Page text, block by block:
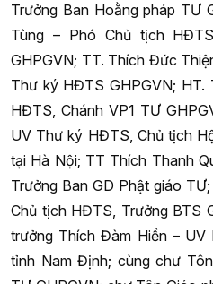
Trưởng Ban Hoằng pháp TƯ
Tùng – Phó Chủ tịch
GHPGVN; TT. Thích Đức
Thư ký HĐTS GHPGVN;
HĐTS, Chánh VP1 TƯ
UV Thư ký HĐTS, Chủ tịch
tại Hà Nội; TT Thích Thanh
Trưởng Ban GD Phật giáo
Chủ tịch HĐTS, Trưởng BTS
trưởng Thích Đàm Hiền –
tỉnh Nam Định; cùng chư